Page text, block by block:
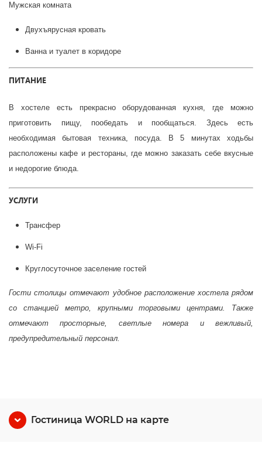
Мужская комната
Двухъярусная кровать
Ванна и туалет в коридоре
ПИТАНИЕ
В хостеле есть прекрасно оборудованная кухня, где можно
приготовить пищу, пообедать и пообщаться. Здесь есть
необходимая бытовая техника, посуда. В 5 минутах ходьбы
расположены кафе и рестораны, где можно заказать себе вкусные
и недорогие блюда.
УСЛУГИ
Трансфер
Wi-Fi
Круглосуточное заселение гостей
Гости столицы отмечают удобное расположение хостела рядом
со станцией метро, крупными торговыми центрами. Также
отмечают просторные, светлые номера и вежливый,
предупредительный персонал.
Гостиница WORLD на карте